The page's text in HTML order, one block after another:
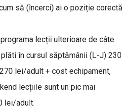
să (încerci) ai o poziție corectă
lecții ulterioare de câte
în cursul săptămânii (L-J) 230
lei/adult + cost echipament,
lecțiile sunt un pic mai
lei/adult.